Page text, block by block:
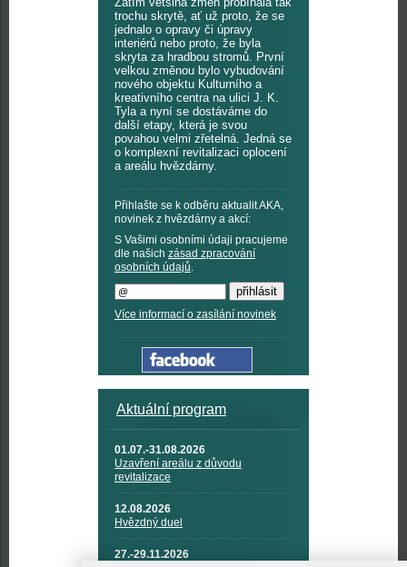
trochu skrytě, ať už proto, že se
jednalo o opravy či úpravy
interiérů nebo proto, že byla
skryta za hradbou stromů. První
velkou změnou bylo vybudování
nového objektu Kulturního a
kreativního centra na ulici J. K.
Tyla a nyní se dostáváme do
další etapy, která je svou
povahou velmi zřetelná. Jedná se
o komplexní revitalizaci oplocení
a areálu hvězdárny.
Přihlašte se k odběru aktualit AKA,
novinek z hvězdárny a akcí:
S Vašimi osobními údaji pracujeme
dle našich zásad zpracování
osobních údajů.
Více informací o zasílání novinek
Aktuální program
01.07.-31.08.2026
Uzavření areálu z důvodu
revitalizace
12.08.2026
Hvězdný duel
27.-29.11.2026